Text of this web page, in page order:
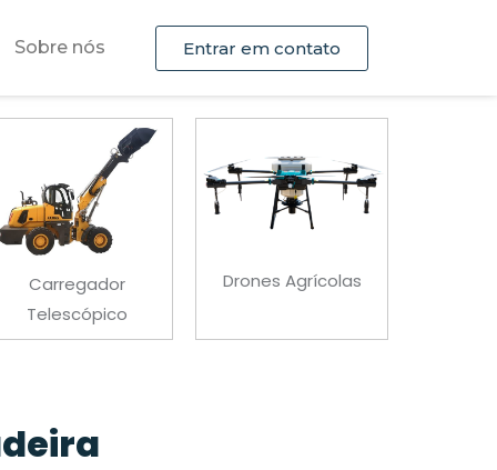
Sobre nós Entrar em contato
Drones Agrícolas